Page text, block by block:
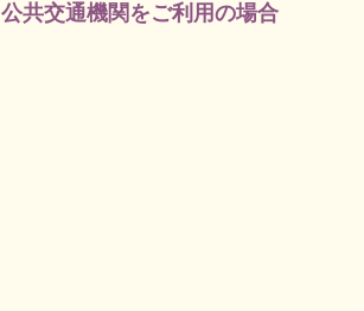
公共交通機関をご利用の場合